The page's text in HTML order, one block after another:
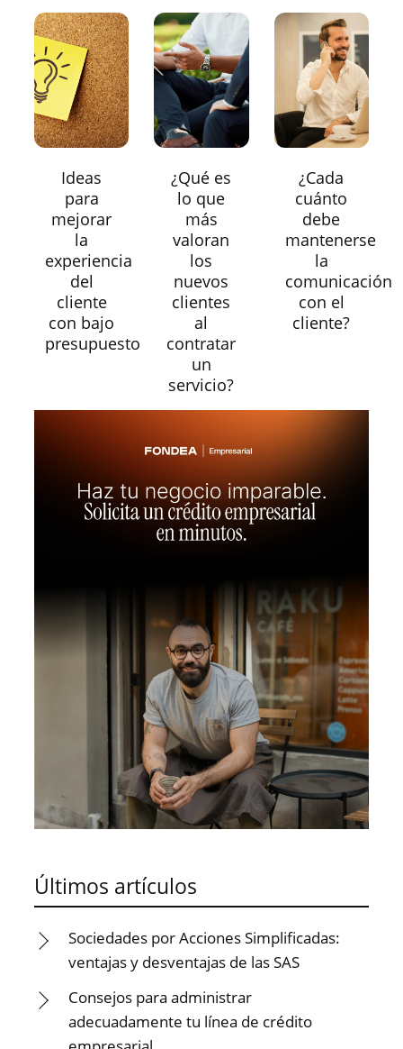
Ideas
para
mejorar
la
experiencia
del
cliente
con bajo
presupuesto
¿Qué es
lo que
más
valoran
los
nuevos
clientes
al
contratar
un
servicio?
¿Cada
cuánto
debe
mantenerse
la
comunicación
con el
cliente?
Últimos artículos
Sociedades por Acciones Simplificadas:
ventajas y desventajas de las SAS
Consejos para administrar
adecuadamente tu línea de crédito